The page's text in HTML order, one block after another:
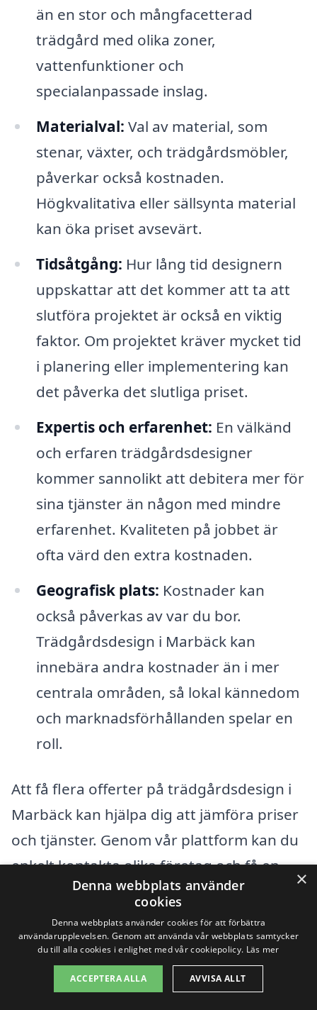
än en stor och mångfacetterad
trädgård med olika zoner,
vattenfunktioner och
specialanpassade inslag.
Materialval: Val av material, som
stenar, växter, och trädgårdsmöbler,
påverkar också kostnaden.
Högkvalitativa eller sällsynta material
kan öka priset avsevärt.
Tidsåtgång: Hur lång tid designern
uppskattar att det kommer att ta att
slutföra projektet är också en viktig
faktor. Om projektet kräver mycket tid
i planering eller implementering kan
det påverka det slutliga priset.
Expertis och erfarenhet: En välkänd
och erfaren trädgårdsdesigner
kommer sannolikt att debitera mer för
sina tjänster än någon med mindre
erfarenhet. Kvaliteten på jobbet är
ofta värd den extra kostnaden.
Geografisk plats: Kostnader kan
också påverkas av var du bor.
Trädgårdsdesign i Marbäck kan
innebära andra kostnader än i mer
centrala områden, så lokal kännedom
och marknadsförhållanden spelar en
roll.
Att få flera offerter på trädgårdsdesign i
Marbäck kan hjälpa dig att jämföra priser
och tjänster. Genom vår plattform kan du
enkelt kontakta olika företag och få en
känsla för vad som erbjuds i ditt område.
Dessutom kan detta ge dig en bättre
förståelse för marknadspriserna och
hjälpa dig att välja en designer som
passar just dina behov och din budget.
×
Denna webbplats använder
cookies
Denna webbplats använder cookies för att förbättra
användarupplevelsen. Genom att använda vår webbplats samtycker
du till alla cookies i enlighet med vår cookiepolicy. Läs mer
ACCEPTERA ALLA AVVISA ALLT